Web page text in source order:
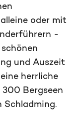
oder mit
-
und Auszeit
herrliche
Bergseen
Schladming.